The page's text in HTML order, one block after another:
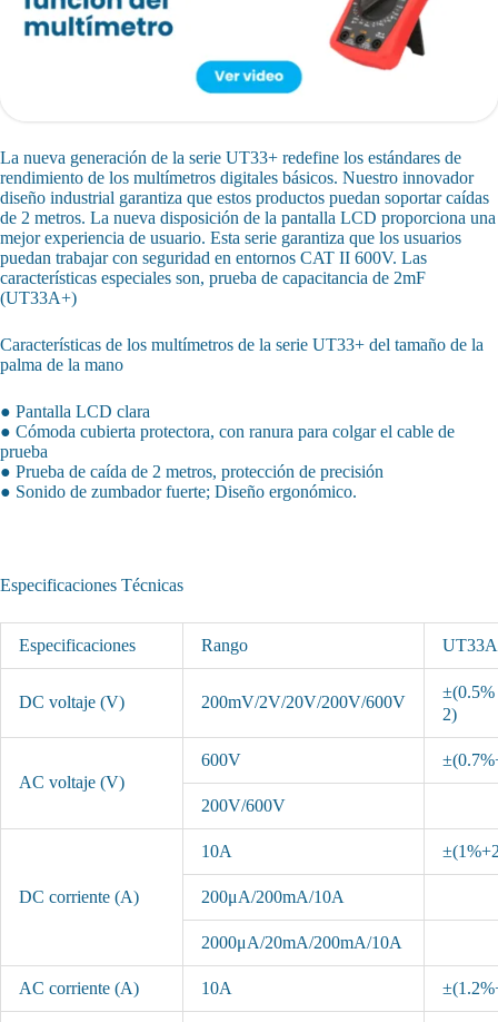
La nueva generación de la serie UT33+ redefine los estándares de
rendimiento de los multímetros digitales básicos. Nuestro innovador
diseño industrial garantiza que estos productos puedan soportar caídas
de 2 metros. La nueva disposición de la pantalla LCD proporciona una
mejor experiencia de usuario. Esta serie garantiza que los usuarios
puedan trabajar con seguridad en entornos CAT II 600V. Las
características especiales son, prueba de capacitancia de 2mF
(UT33A+)
Características de los multímetros de la serie UT33+ del tamaño de la
palma de la mano
● Pantalla LCD clara
● Cómoda cubierta protectora, con ranura para colgar el cable de
prueba
● Prueba de caída de 2 metros, protección de precisión
● Sonido de zumbador fuerte; Diseño ergonómico.
Especificaciones Técnicas
Especificaciones Rango
DC voltaje (V) 200mV/2V/20V/200V/600V
2)
AC voltaje (V)
600V
200V/600V
DC corriente (A)
10A
200μA/200mA/10A
2000μA/20mA/200mA/10A
AC corriente (A) 10A